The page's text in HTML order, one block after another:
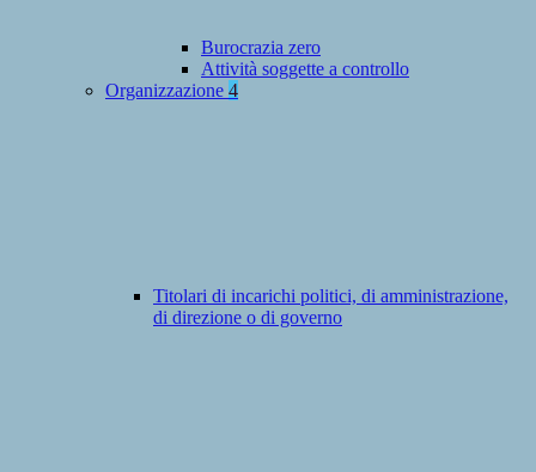
Burocrazia zero
Attività soggette a controllo
Organizzazione 4
Titolari di incarichi politici, di amministrazione,
di direzione o di governo